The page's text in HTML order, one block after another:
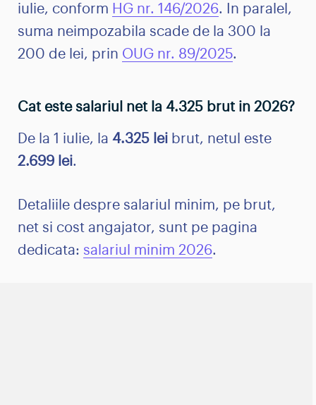
iulie, conform HG nr. 146/2026. In paralel,
suma neimpozabila scade de la 300 la
200 de lei, prin OUG nr. 89/2025.
Cat este salariul net la 4.325 brut in 2026?
De la 1 iulie, la 4.325 lei brut, netul este
2.699 lei.
Detaliile despre salariul minim, pe brut,
net si cost angajator, sunt pe pagina
dedicata: salariul minim 2026.